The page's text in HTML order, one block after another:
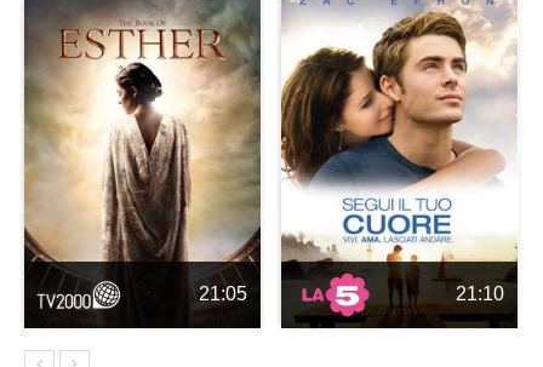
21:05 21:10